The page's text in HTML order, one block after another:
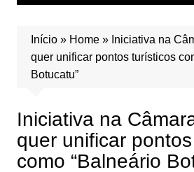
Início» Home» Iniciativa na
quer unificar pontos turísticos
Botucatu”
Iniciativa na
quer unificar
como “Balneário